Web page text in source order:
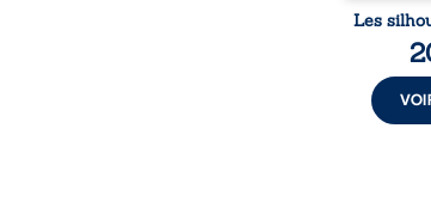
Les